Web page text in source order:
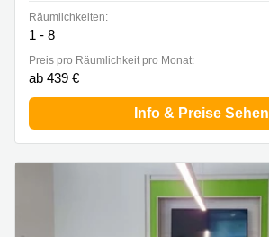
Räumlichkeiten:
1 - 8
Preis pro Räumlichkeit pro Monat:
ab 439 €
Info & Preise Sehen